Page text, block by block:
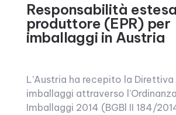
Responsabilità
produttore (EPR) per
imballaggi in Austria
L’Austria ha recepito la Direttiva
imballaggi attraverso
Imballaggi 2014 (BGBl II 184/